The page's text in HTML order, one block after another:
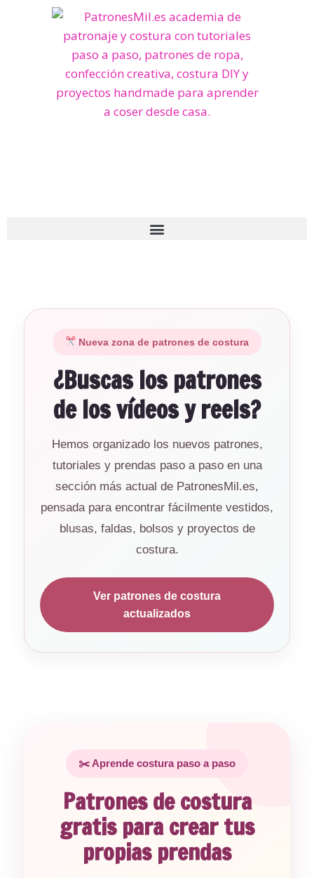
Nueva zona de patrones de costura
¿Buscas los patrones
de los vídeos y reels?
Hemos organizado los nuevos patrones,
tutoriales y prendas paso a paso en una
sección más actual de PatronesMil.es,
pensada para encontrar fácilmente vestidos,
blusas, faldas, bolsos y proyectos de
costura.
Ver patrones de costura
actualizados
✂️ Aprende costura paso a paso
Patrones de costura
gratis para crear tus
propias prendas